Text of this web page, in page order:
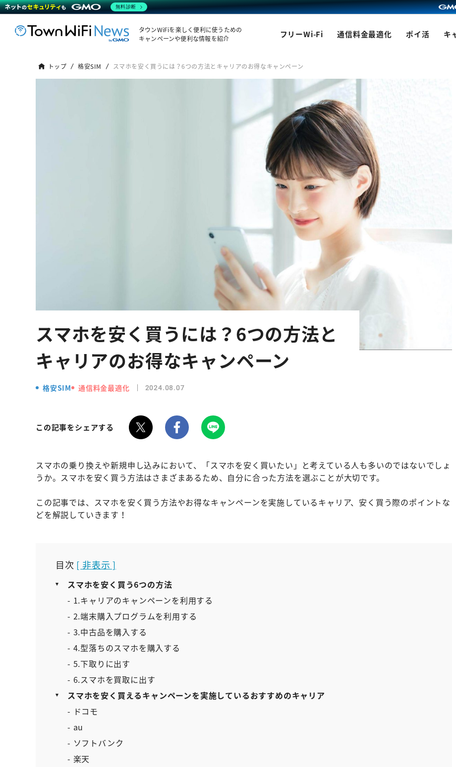
タウンWiFiを楽しく便利に使うための
キャンペーンや便利な情報を紹介
フリーWi-Fi 通信料金最適化 ポイ活 キ
トップ 格安SIM スマホを安く買うには？6つの方法とキャリアのお得なキャンペーン
スマホを安く買うには？6つの方法と
キャリアのお得なキャンペーン
格安SIM 通信料金最適化 2024.08.07
この記事をシェアする
スマホの乗り換えや新規申し込みにおいて、「スマホを安く買いたい」と考えている人も多いのではないでしょ
うか。スマホを安く買う方法はさまざまあるため、自分に合った方法を選ぶことが大切です。
この記事では、スマホを安く買う方法やお得なキャンペーンを実施しているキャリア、安く買う際のポイントな
どを解説していきます！
目次 [ 非表示 ]
スマホを安く買う6つの方法
- 1.キャリアのキャンペーンを利用する
- 2.端末購入プログラムを利用する
- 3.中古品を購入する
- 4.型落ちのスマホを購入する
- 5.下取りに出す
- 6.スマホを買取に出す
スマホを安く買えるキャンペーンを実施しているおすすめのキャリア
- ドコモ
- au
- ソフトバンク
- 楽天
無料診断